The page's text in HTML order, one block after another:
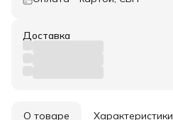
Доставка
О товаре Характеристики